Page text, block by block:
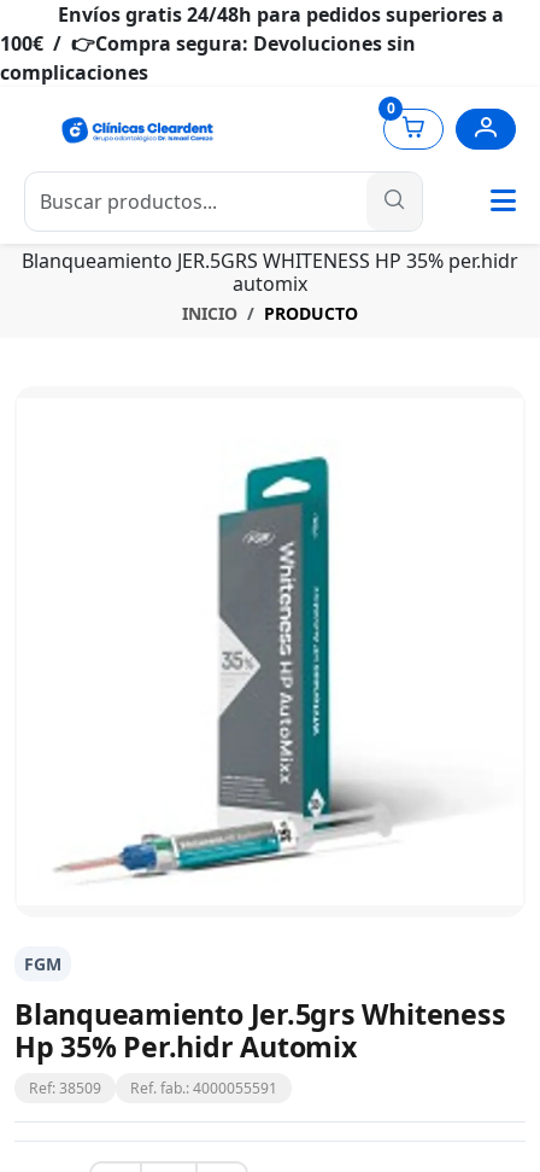
Envíos gratis 24/48h para pedidos superiores a
100€ / 👉Compra segura: Devoluciones sin
complicaciones
0
Blanqueamiento JER.5GRS WHITENESS HP 35% per.hidr
automix
INICIO PRODUCTO
FGM
Blanqueamiento Jer.5grs Whiteness
Hp 35% Per.hidr Automix
Ref: 38509 Ref. fab.: 4000055591